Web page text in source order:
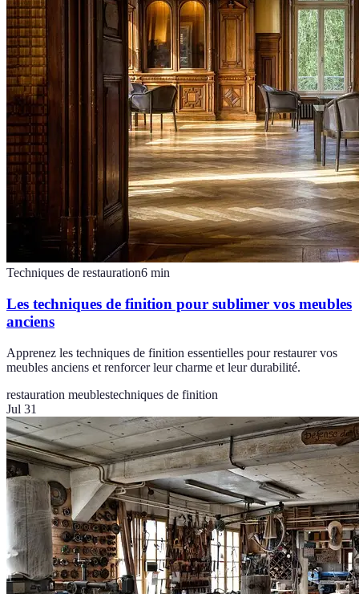
Techniques de restauration6 min
Les techniques de finition pour sublimer vos meubles
anciens
Apprenez les techniques de finition essentielles pour restaurer vos
meubles anciens et renforcer leur charme et leur durabilité.
restauration meublestechniques de finition
Jul 31